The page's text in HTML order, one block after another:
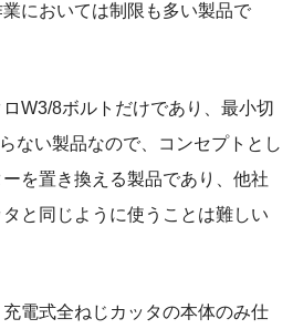
においては制限も多い製品で
W3/8ボルトだけであり、最小切
ない製品なので、コンセプトとし
を置き換える製品であり、他社
と同じように使うことは難しい
電式全ねじカッタの本体のみ仕